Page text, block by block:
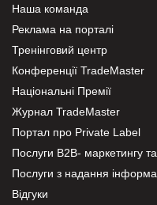
Наша команда
Реклама на порталі
Тренінговий центр
Конференції TradeMaster
Національні Премії
Журнал TradeMaster
Портал про Private Label
Послуги В2В- маркетингу та
Послуги з надання
Відгуки